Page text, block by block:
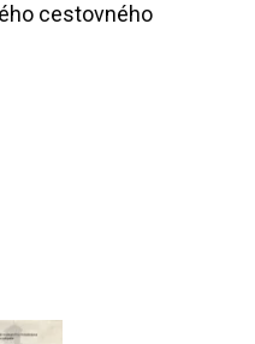
cestovného